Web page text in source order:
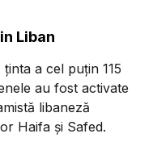
Liban
a cel puţin 115
au fost activate
libaneză
Haifa şi Safed.